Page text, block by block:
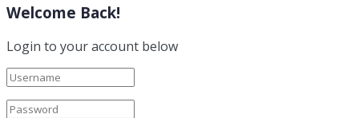
Welcome Back!
Login to your account below